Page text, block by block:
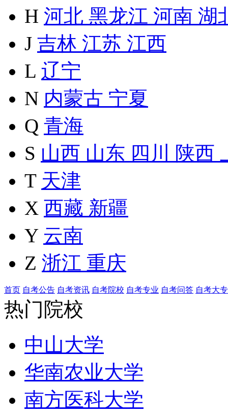
H 河北 黑龙江 河南 湖
J 吉林 江苏 江西
L 辽宁
N 内蒙古 宁夏
Q 青海
S 山西 山东 四川 陕西
T 天津
X 西藏 新疆
Y 云南
Z 浙江 重庆
首页 自考公告 自考资讯 自考院校 自考专业 自考问答 自考大专
热门院校
中山大学
华南农业大学
南方医科大学